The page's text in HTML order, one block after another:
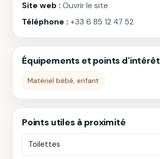
Site web : Ouvrir le site
Téléphone : +33 6 85 12 47 52
Équipements et points d'intérêt
Matériel bébé, enfant
Points utiles à proximité
Toilettes